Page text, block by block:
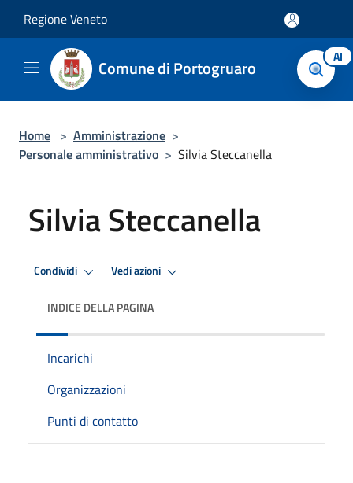
Regione Veneto
Comune di Portogruaro AI
Home > Amministrazione >
Personale amministrativo > Silvia Steccanella
Silvia Steccanella
Condividi Vedi azioni
INDICE DELLA PAGINA
Incarichi
Organizzazioni
Punti di contatto